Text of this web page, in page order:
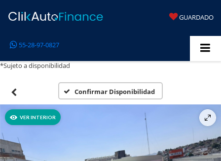
GUARDADO
55-28-97-0827
*Sujeto a disponibilidad
Confirmar Disponibilidad